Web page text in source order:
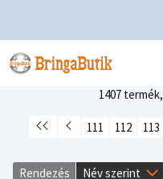
1407 termék,
111 112 113
Rendezés Név szerint